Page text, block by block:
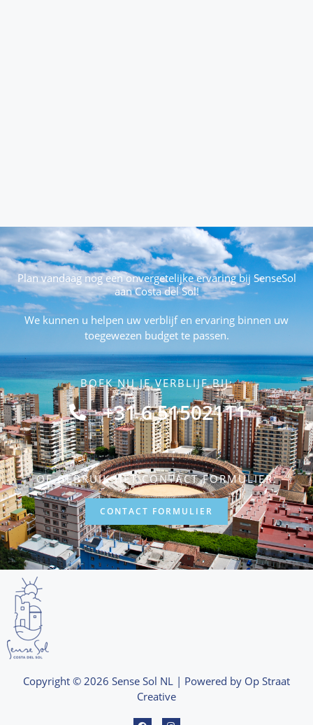
Plan vandaag nog een onvergetelijke ervaring bij SenseSol
aan Costa del Sol!
We kunnen u helpen uw verblijf en ervaring binnen uw
toegewezen budget te passen.
BOEK NU JE VERBLIJF BIJ:
+31 6 51502111
OF GEBRUIK HET CONTACT FORMULIER:
CONTACT FORMULIER
Copyright © 2026 Sense Sol NL | Powered by Op Straat
Creative
F I